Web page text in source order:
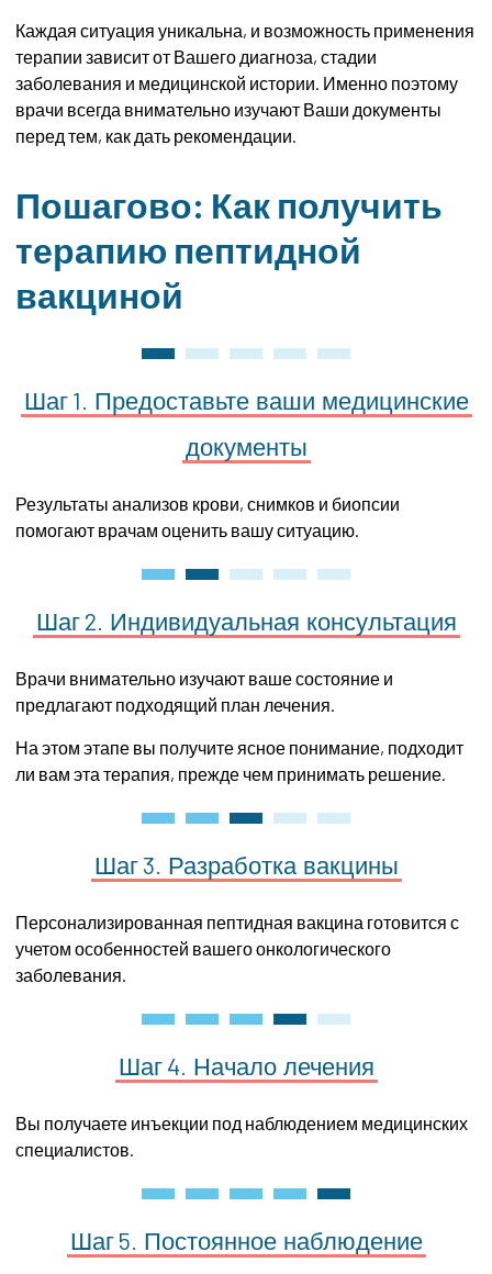
Каждая ситуация уникальна, и возможность применения
терапии зависит от Вашего диагноза, стадии
заболевания и медицинской истории. Именно поэтому
врачи всегда внимательно изучают Ваши документы
перед тем, как дать рекомендации.
Пошагово: Как получить
терапию пептидной
вакциной
Шаг 1. Предоставьте ваши медицинские
документы
Результаты анализов крови, снимков и биопсии
помогают врачам оценить вашу ситуацию.
Шаг 2. Индивидуальная консультация
Врачи внимательно изучают ваше состояние и
предлагают подходящий план лечения.
На этом этапе вы получите ясное понимание, подходит
ли вам эта терапия, прежде чем принимать решение.
Шаг 3. Разработка вакцины
Персонализированная пептидная вакцина готовится с
учетом особенностей вашего онкологического
заболевания.
Шаг 4. Начало лечения
Вы получаете инъекции под наблюдением медицинских
специалистов.
Шаг 5. Постоянное наблюдение